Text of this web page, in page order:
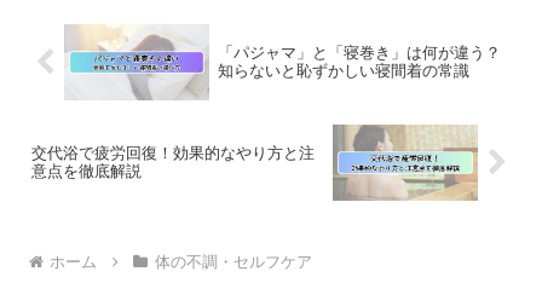
「パジャマ」と「寝巻き」は何が違う？
知らないと恥ずかしい寝間着の常識
交代浴で疲労回復！効果的なやり方と注
意点を徹底解説
ホーム 体の不調・セルフケア